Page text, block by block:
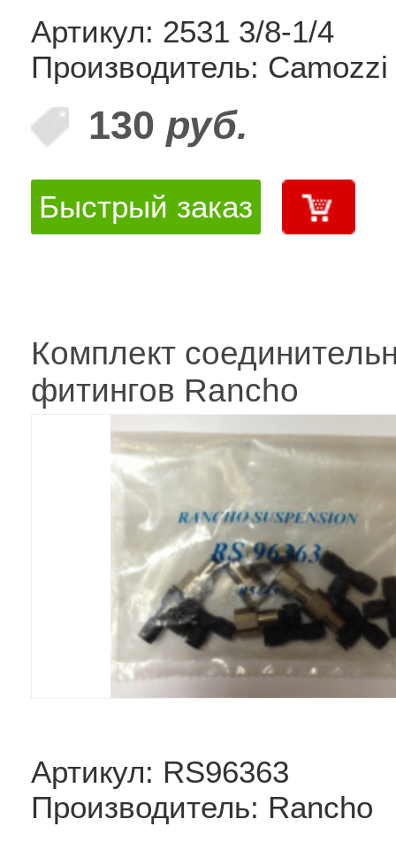
Артикул: 2531 3/8-1/4
Производитель: Camozzi
130 руб.
Быстрый заказ
Комплект
фитингов Rancho
Артикул: RS96363
Производитель: Rancho